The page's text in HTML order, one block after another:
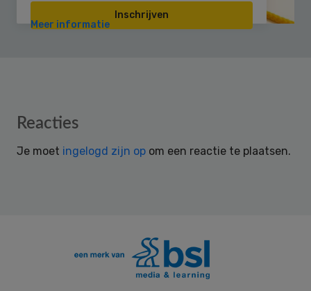
Inschrijven
Meer informatie
Reader
Reacties
Je moet ingelogd zijn op om een reactie te plaatsen.